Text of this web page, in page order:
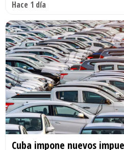
Hace 1 día
Cuba impone nuevos